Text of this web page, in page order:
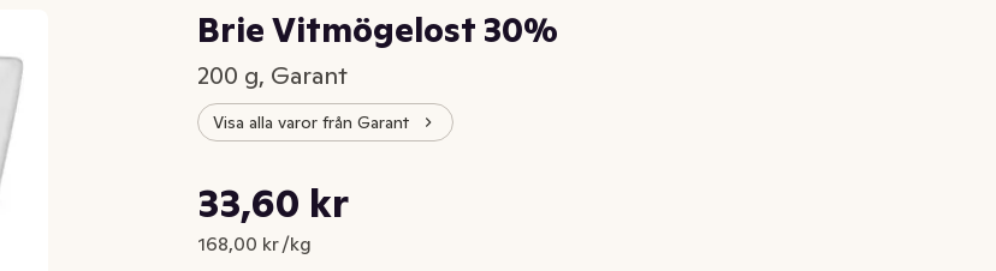
Brie Vitmögelost 30%
200 g, Garant
Visa alla varor från Garant
Nuvarande pris är: 33,60 kr
33,60 kr
168,00 kr /kg
Styckpris: 168,00 kr /kg